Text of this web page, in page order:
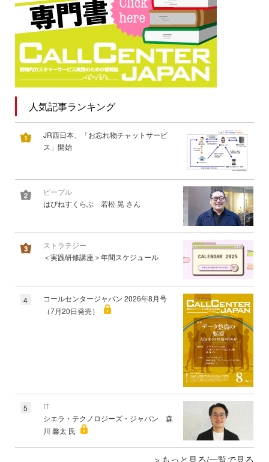
人気記事ランキング
JR西日本、「お忘れ物チャットサービ
ス」開始
ピープル
はぴねすくらぶ 若松 晃 さん
ストラテジー
＜実践研修講座＞年間スケジュール
4
コールセンタージャパン 2026年8月号
（7月20日発売）
5
IT
シエラ・テクノロジーズ・ジャパン 森
川 馨太 氏